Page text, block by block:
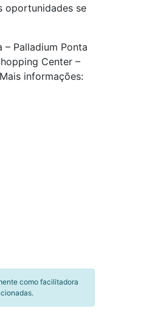
oportunidades se
Palladium Ponta
Center –
informações:
como facilitadora